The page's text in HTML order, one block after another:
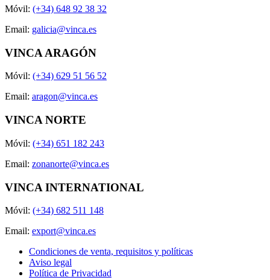
Móvil: (+34) 648 92 38 32
Email: galicia@vinca.es
VINCA ARAGÓN
Móvil: (+34) 629 51 56 52
Email: aragon@vinca.es
VINCA NORTE
Móvil: (+34) 651 182 243
Email: zonanorte@vinca.es
VINCA INTERNATIONAL
Móvil: (+34) 682 511 148
Email: export@vinca.es
Condiciones de venta, requisitos y políticas
Aviso legal
Política de Privacidad